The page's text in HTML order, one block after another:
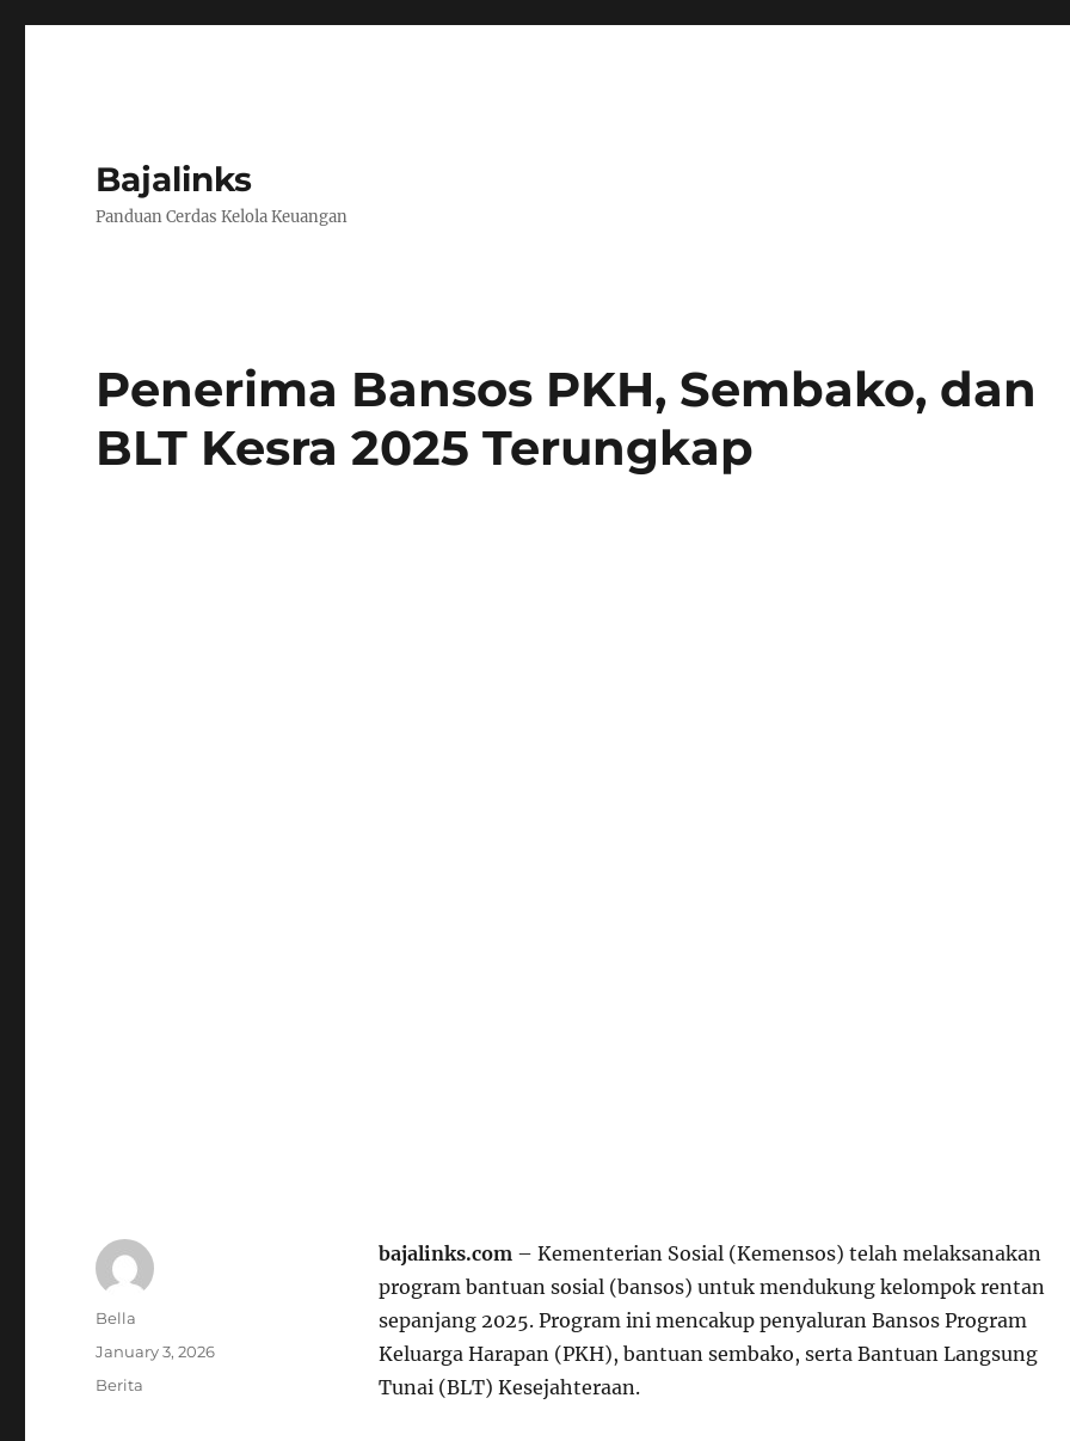
Bajalinks
Panduan Cerdas Kelola Keuangan
Penerima Bansos PKH, Sembako, dan
BLT Kesra 2025 Terungkap
bajalinks.com– Kementerian Sosial (Kemensos) telah melaksanakan
program bantuan sosial (bansos) untuk mendukung kelompok rentan
sepanjang 2025. Program ini mencakup penyaluran Bansos Program
Keluarga Harapan (PKH), bantuan sembako, serta Bantuan Langsung
Tunai (BLT) Kesejahteraan.
Author
Bella
Posted
on
January 3, 2026
Categories
Berita